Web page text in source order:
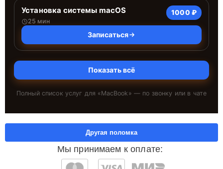
Установка системы macOS
25 мин
1000 ₽
Записаться
Показать всё
Полный список услуг для «MacBook » — по звонку или в чате
Мы принимаем к оплате:
Другая поломка